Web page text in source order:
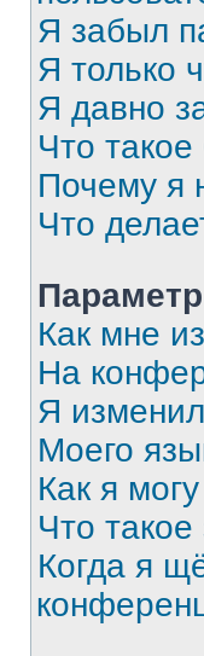
Я забыл
Я только
Я давно
Что
Почему я
Что
Как мне
На
Я
Моего
Как я
Что такое
Когда я